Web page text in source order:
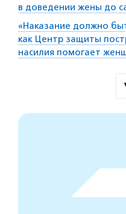
в доведении жены до
«Наказание должно
как Центр защиты
насилия помогает